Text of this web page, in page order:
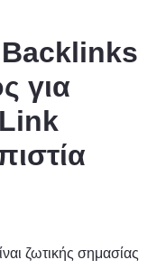
Backlinks
για
ζωτικής σημασίας